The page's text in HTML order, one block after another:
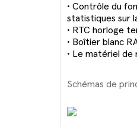
• Contrôle du
statistiques sur
• RTC horloge
• Boîtier blanc
• Le matériel de
Schémas de